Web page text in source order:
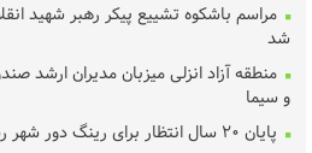
مراسم باشکوه تشییع پیکر رهبر شهید
شد
منطقه آزاد انزلی میزبان مدیران ارشد
و سیما
پایان ۲۰ سال انتظار برای رینگ دور شهر رشت